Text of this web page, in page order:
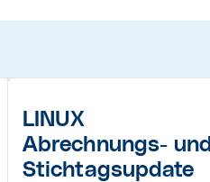
LINUX
Abrechnungs- und
Stichtagsupdate